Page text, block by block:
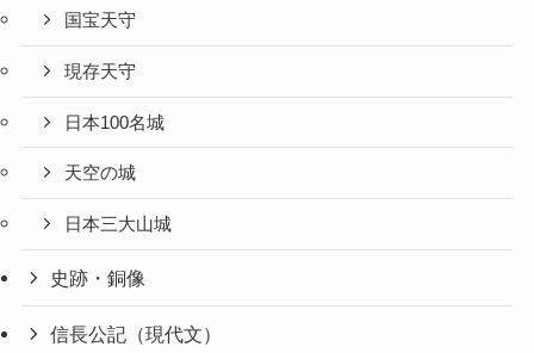
国宝天守
現存天守
日本100名城
天空の城
日本三大山城
史跡・銅像
信長公記（現代文）